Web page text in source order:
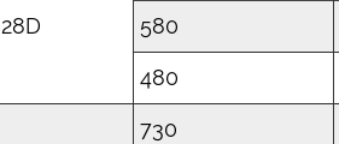
28D 580
480
730